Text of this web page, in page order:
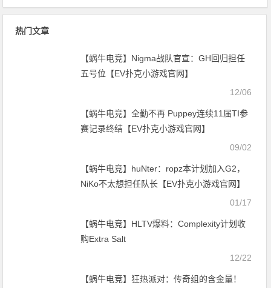
囊替代方案【EV扑克小游戏官
蓝图【EV扑克小游戏官网】
热门文章
【蜗牛电竞】Nigma战队官宣：GH回归担任
五号位【EV扑克小游戏官网】
12/06
【蜗牛电竞】全勤不再 Puppey连续11届TI参
赛记录终结【EV扑克小游戏官网】
09/02
【蜗牛电竞】huNter：ropz本计划加入G2，
NiKo不太想担任队长【EV扑克小游戏官网】
01/17
【蜗牛电竞】HLTV爆料：Complexity计划收
购Extra Salt
12/22
【蜗牛电竞】狂热派对：传奇组的含金量！